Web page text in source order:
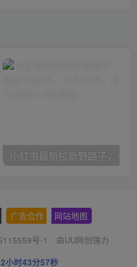
广告合作 网站地图
号-1 · 由UU网创强力
小时43分58秒